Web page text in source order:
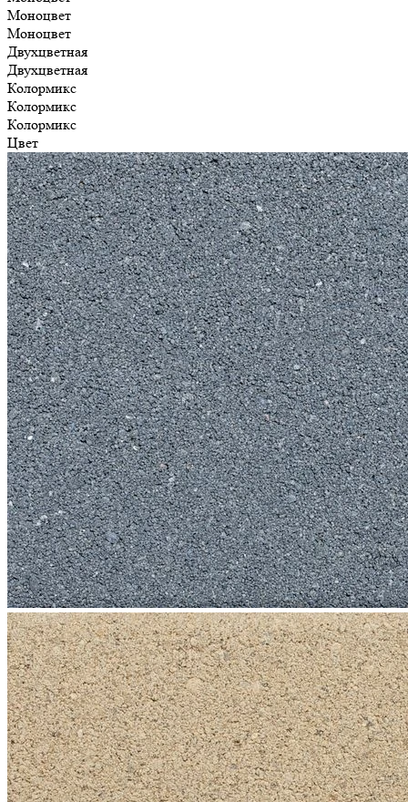
Моноцвет
Моноцвет
Двухцветная
Двухцветная
Колормикс
Колормикс
Колормикс
Цвет